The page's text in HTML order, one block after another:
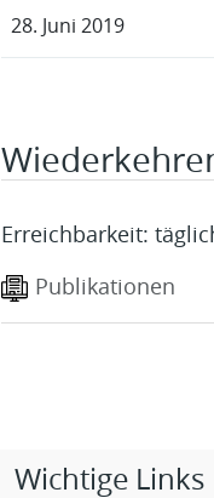
28. Juni 2019
Erreichbarkeit:
Publikationen
Zugehörige
Wichtige Links